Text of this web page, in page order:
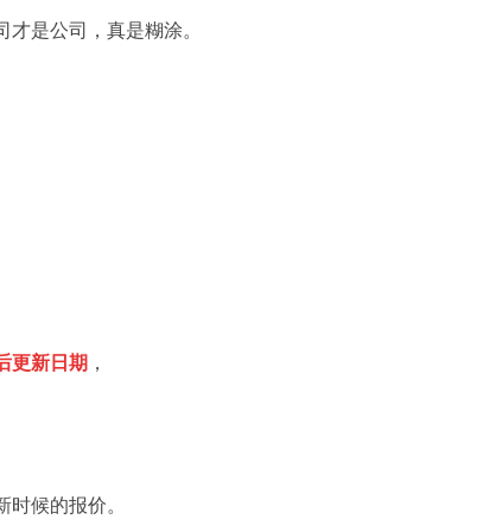
是公司，真是糊涂。
更新日期 ，
候的报价。